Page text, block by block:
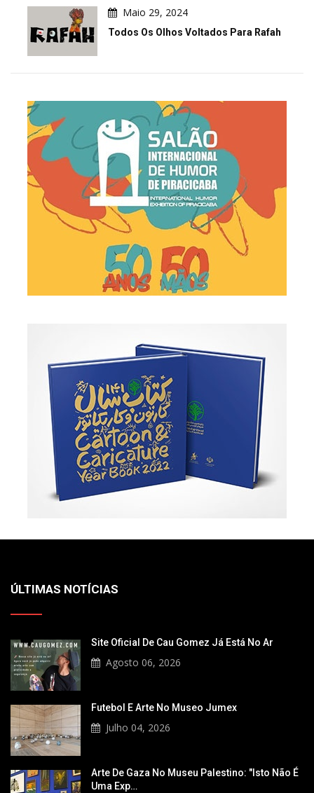
Maio 29, 2024
Todos Os Olhos Voltados Para Rafah
ÚLTIMAS NOTÍCIAS
Site Oficial De Cau Gomez Já Está No Ar
Agosto 06, 2026
Futebol E Arte No Museo Jumex
Julho 04, 2026
Arte De Gaza No Museu Palestino: "Isto Não É
Uma Exp…